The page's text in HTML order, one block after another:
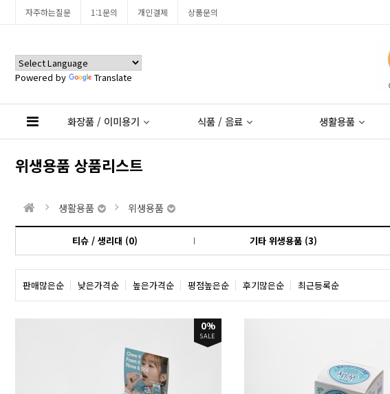
Powered by Translate
자주하는질문 1:1문의 개인결제 상품문의
화장품 / 이미용기 식품 / 음료 생활용품
위생용품 상품리스트
생활용품 위생용품
티슈 / 생리대 (0) 기타 위생용품 (3)
판매많은순 낮은가격순 높은가격순 평점높은순 후기많은순 최근등록순
0%
SALE